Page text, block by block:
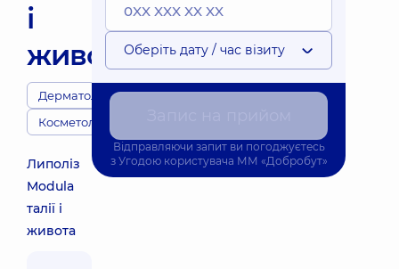
і
живота
Дерматологи
Косметологи
Липоліз
Modula
талії і
живота
Оберіть дату / час візиту
Відправляючи запит ви погоджуєтесь
з Угодою користувача ММ «Добробут»